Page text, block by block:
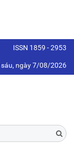
ISSN 1859 - 2953
ngày 7/08/2026